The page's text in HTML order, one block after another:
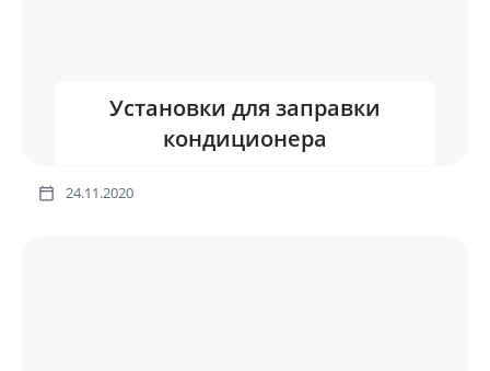
Установки для заправки
кондиционера
24.11.2020